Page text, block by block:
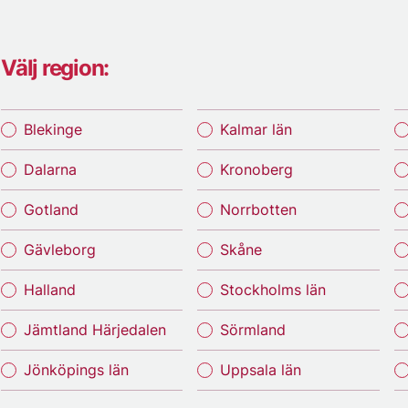
Välj region:
Blekinge
Dalarna
Gotland
Gävleborg
Halland
Jämtland Härjedalen
Jönköpings län
Kalmar län
Kronoberg
Norrbotten
Skåne
Stockholms län
Sörmland
Uppsala län